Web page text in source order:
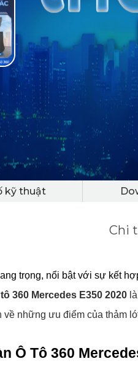
kỹ thuật
Chi
trọng, nổi bật với sự kết
360 Mercedes E350 2020
về những ưu điểm của thảm
Ô Tô 360